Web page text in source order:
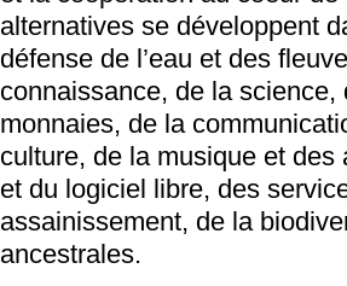
alternatives se développent
défense de l’eau et des
connaissance, de la
monnaies, de la
culture, de la musique et
et du logiciel libre, des
assainissement, de la
ancestrales.